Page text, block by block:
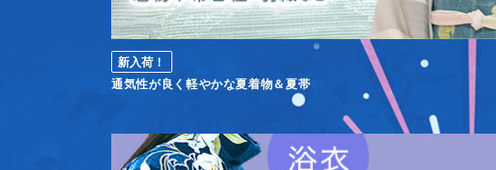
新入荷！
通気性が良く軽やかな夏着物＆夏帯